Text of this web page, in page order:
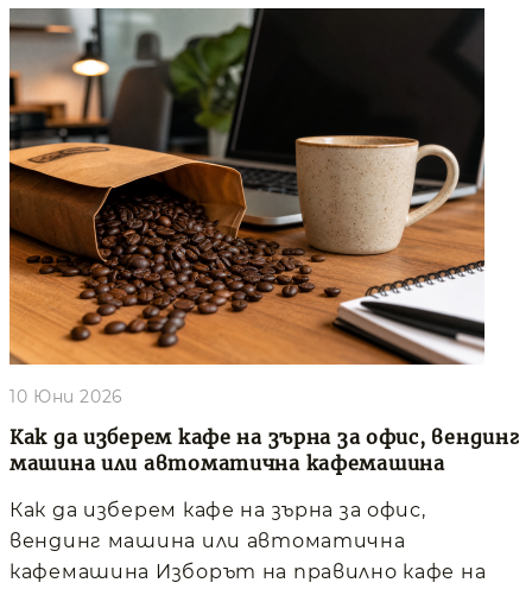
Как да изберем кафе на зърна за офис, вендинг
машина или автоматична кафемашина
10 Юни 2026
Как да изберем кафе на зърна за офис,
вендинг машина или автоматична
кафемашина Изборът на правилно кафе на